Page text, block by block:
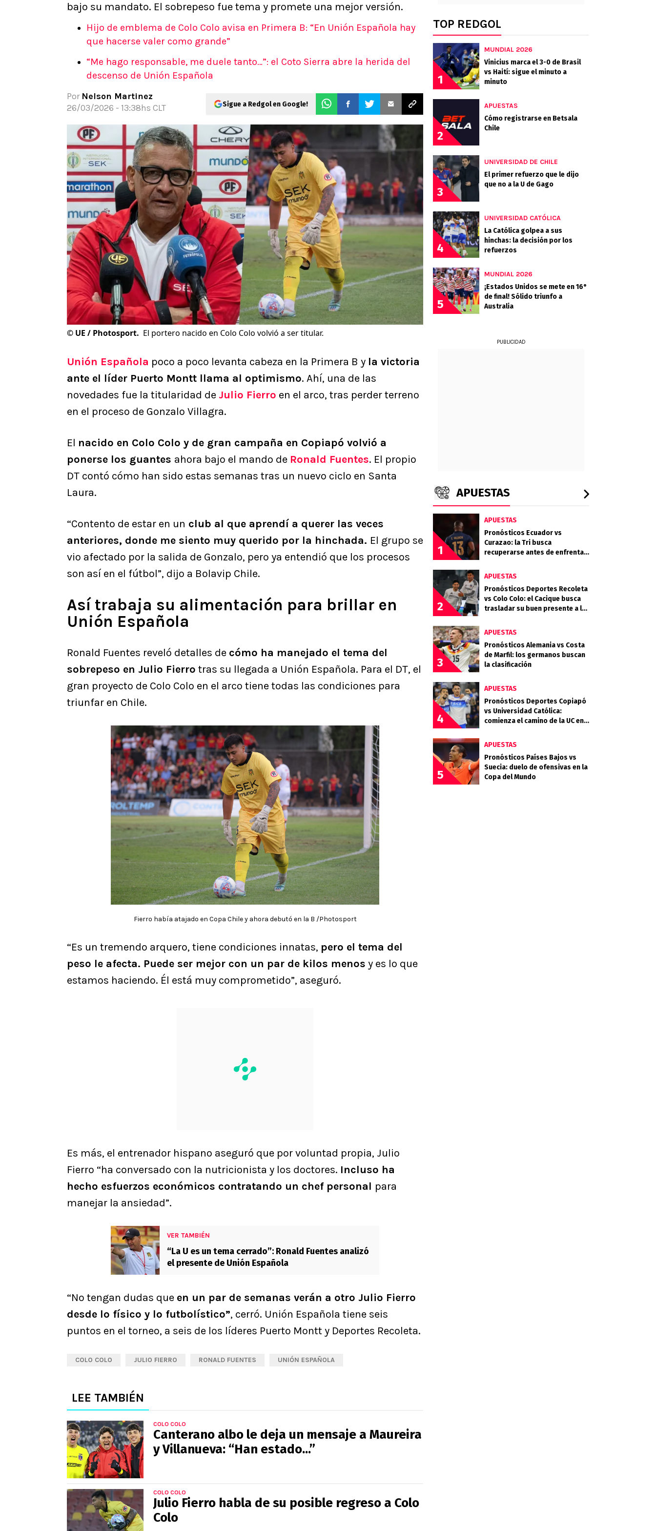
Apuesta del día
Apuestas Mundial 2026
bajo su mandato. El sobrepeso fue tema y promete una mejor versión.
Hijo de emblema de Colo Colo avisa en Primera B: “En Unión Española hay
que hacerse valer como grande”
“Me hago responsable, me duele tanto…”: el Coto Sierra abre la herida del
descenso de Unión Española
Por Nelson Martinez
26/03/2026 - 13:38hs CLT
Sigue a Redgol en Google!
© UE / Photosport. El portero nacido en Colo Colo volvió a ser titular.
Unión Española poco a poco levanta cabeza en la Primera B y la victoria
ante el líder Puerto Montt llama al optimismo. Ahí, una de las
novedades fue la titularidad de Julio Fierro en el arco, tras perder terreno
en el proceso de Gonzalo Villagra.
El nacido en Colo Colo y de gran campaña en Copiapó volvió a
ponerse los guantes ahora bajo el mando de Ronald Fuentes. El propio
DT contó cómo han sido estas semanas tras un nuevo ciclo en Santa
Laura.
“Contento de estar en un club al que aprendí a querer las veces
anteriores, donde me siento muy querido por la hinchada. El grupo se
vio afectado por la salida de Gonzalo, pero ya entendió que los procesos
son así en el fútbol”, dijo a Bolavip Chile.
Así trabaja su alimentación para brillar en
Unión Española
Ronald Fuentes reveló detalles de cómo ha manejado el tema del
sobrepeso en Julio Fierro tras su llegada a Unión Española. Para el DT, el
gran proyecto de Colo Colo en el arco tiene todas las condiciones para
triunfar en Chile.
Fierro había atajado en Copa Chile y ahora debutó en la B /Photosport
“Es un tremendo arquero, tiene condiciones innatas, pero el tema del
peso le afecta. Puede ser mejor con un par de kilos menos y es lo que
estamos haciendo. Él está muy comprometido”, aseguró.
Es más, el entrenador hispano aseguró que por voluntad propia, Julio
Fierro “ha conversado con la nutricionista y los doctores. Incluso ha
hecho esfuerzos económicos contratando un chef personal para
manejar la ansiedad”.
VER TAMBIÉN
“La U es un tema cerrado”: Ronald Fuentes analizó
el presente de Unión Española
“No tengan dudas que en un par de semanas verán a otro Julio Fierro
desde lo físico y lo futbolístico”, cerró. Unión Española tiene seis
puntos en el torneo, a seis de los líderes Puerto Montt y Deportes Recoleta.
COLO COLO JULIO FIERRO RONALD FUENTES UNIÓN ESPAÑOLA
LEE TAMBIÉN
COLO COLO
Canterano albo le deja un mensaje a Maureira
y Villanueva: “Han estado...”
COLO COLO
Julio Fierro habla de su posible regreso a Colo
Colo
TOP REDGOL
1
MUNDIAL 2026
Vinicius marca el 3-0 de Brasil
vs Haití: sigue el minuto a
minuto
2
APUESTAS
Cómo registrarse en Betsala
Chile
3
UNIVERSIDAD DE CHILE
El primer refuerzo que le dijo
que no a la U de Gago
4
UNIVERSIDAD CATÓLICA
La Católica golpea a sus
hinchas: la decisión por los
refuerzos
5
MUNDIAL 2026
¡Estados Unidos se mete en 16°
de final! Sólido triunfo a
Australia
PUBLICIDAD
APUESTAS
1
APUESTAS
Pronósticos Ecuador vs
Curazao: la Tri busca
recuperarse antes de enfrentar
2
APUESTAS
Pronósticos Deportes Recoleta
vs Colo Colo: el Cacique busca
trasladar su buen presente a la
3
APUESTAS
Pronósticos Alemania vs Costa
de Marfil: los germanos buscan
la clasificación
4
APUESTAS
Pronósticos Deportes Copiapó
vs Universidad Católica:
comienza el camino de la UC en
5
APUESTAS
Pronósticos Países Bajos vs
Suecia: duelo de ofensivas en la
Copa del Mundo